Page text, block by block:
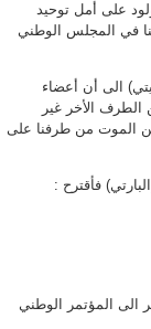
على أمل توحيد
في المجلس الوطني
الى أن أعضاء
الطرف الأخر غير
الموت من طرفنا على
فأقترح :
الى المؤتمر الوطني